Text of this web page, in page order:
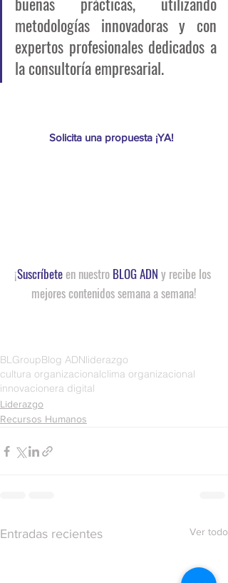
metodologías innovadoras y con
expertos profesionales dedicados a
la consultoría empresarial.
Solicita una propuesta ¡YA!
¡Suscríbete en nuestro BLOG ADN y recibe los
mejores contenidos semana a semana!
BLGroupBlog ADNliderazgo
cultura organizacionalclima organizacional
innovacionera digital
Liderazgo
Recursos Humanos
Entradas recientes Ver todo